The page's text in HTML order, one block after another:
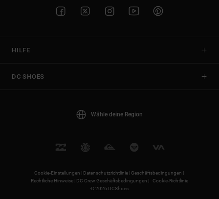
HILFE
DC SHOES
Wähle deine Region
Cookie-Einstellungen | Datenschutzrichtlinie |Geschäftsbedingungen |
Rechtliche Hinweise | DC Crew Geschäftsbedingungen |
Cookie-Richtlinie
© 2026 DCShoes